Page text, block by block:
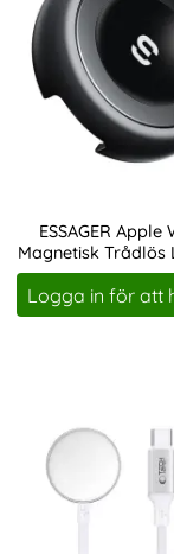
ESSAGER Apple
Magnetisk Trådlös
Slim USB-C
Art. nr 236033
Logga in för att